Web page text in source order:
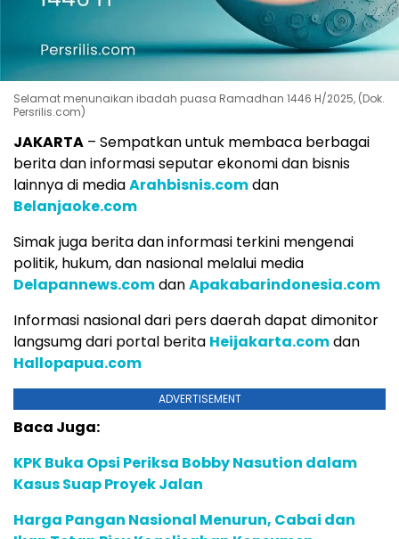
Selamat menunaikan ibadah puasa Ramadhan 1446 H/2025, (Dok.
Persrilis.com)
JAKARTA – Sempatkan untuk membaca berbagai
berita dan informasi seputar ekonomi dan bisnis
lainnya di mediaArahbisnis.comdan
Belanjaoke.com
Simak juga berita dan informasi terkini mengenai
politik, hukum, dan nasional melalui media
Delapannews.comdanApakabarindonesia.com
Informasi nasional dari pers daerah dapat dimonitor
langsumg dari portal berita Heijakarta.comdan
Hallopapua.com
ADVERTISEMENT
Baca Juga:
KPK Buka Opsi Periksa Bobby Nasution dalam
Kasus Suap Proyek Jalan
Harga Pangan Nasional Menurun, Cabai dan